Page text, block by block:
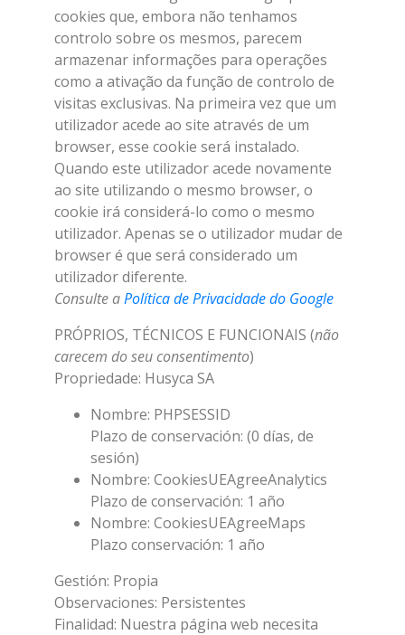
cookies que, embora não tenhamos
controlo sobre os mesmos, parecem
armazenar informações para operações
como a ativação da função de controlo de
visitas exclusivas. Na primeira vez que um
utilizador acede ao site através de um
browser, esse cookie será instalado.
Quando este utilizador acede novamente
ao site utilizando o mesmo browser, o
cookie irá considerá-lo como o mesmo
utilizador. Apenas se o utilizador mudar de
browser é que será considerado um
utilizador diferente.
Consulte aPolítica de Privacidade do Google
PRÓPRIOS, TÉCNICOS E FUNCIONAIS (não
carecem do seu consentimento)
Propriedade: Husyca SA
Nombre: PHPSESSID
Plazo de conservación: (0 días, de
sesión)
Nombre: CookiesUEAgreeAnalytics
Plazo de conservación: 1 año
Nombre: CookiesUEAgreeMaps
Plazo conservación: 1 año
Gestión: Propia
Observaciones: Persistentes
Finalidad: Nuestra página web necesita